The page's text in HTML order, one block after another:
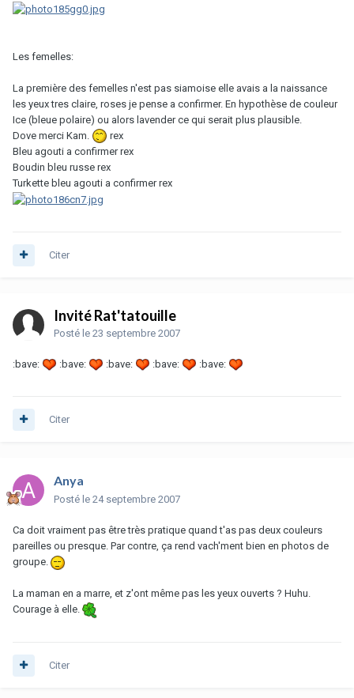
Les femelles:
La première des femelles n'est pas siamoise elle avais a la naissance
les yeux tres claire, roses je pense a confirmer. En hypothèse de couleur
Ice (bleue polaire) ou alors lavender ce qui serait plus plausible.
Dove merci Kam.
rex
Bleu agouti a confirmer rex
Boudin bleu russe rex
Turkette bleu agouti a confirmer rex
Citer
Invité Rat'tatouille
Posté le 23 septembre 2007
:bave: :bave: :bave: :bave: :bave:
Citer
Anya
Posté le 24 septembre 2007
Ca doit vraiment pas être très pratique quand t'as pas deux couleurs
pareilles ou presque. Par contre, ça rend vach'ment bien en photos de
groupe.
La maman en a marre, et z'ont même pas les yeux ouverts ? Huhu.
Courage à elle.
Citer